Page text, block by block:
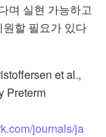
며 실현 가능하고
할 필요가 있다
et al.,
Preterm
journals/ja